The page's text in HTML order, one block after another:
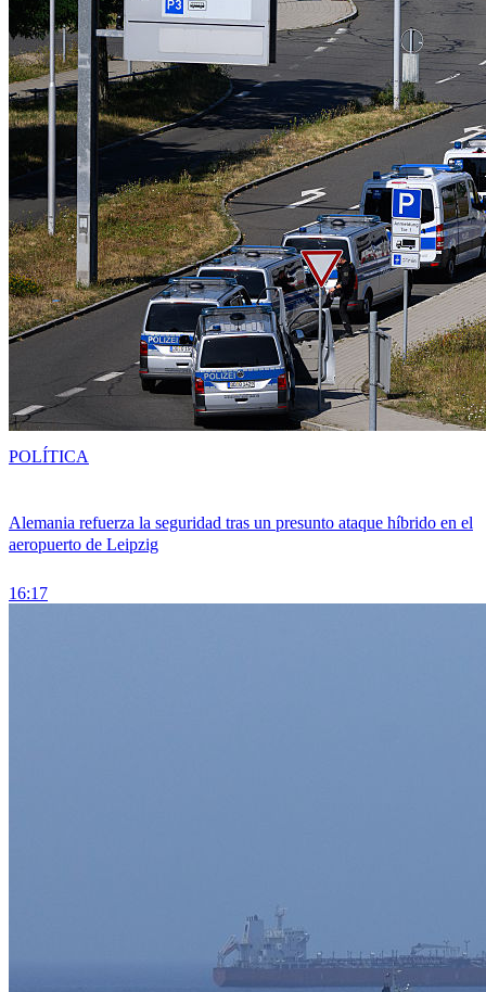
Alemania refuerza la seguridad tras un presunto ataque híbrido en el
aeropuerto de Leipzig
16:17
POLÍTICA